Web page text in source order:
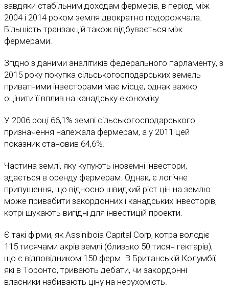
завдяки стабільним доходам фермерів, в період між
2004 і 2014 роком земля двократно подорожчала.
Більшість транзакцій також відбувається між
фермерами.
Згідно з даними аналітиків федерального парламенту, з
2015 року покупка сільськогосподарських земель
приватними інвесторами має місце, однак важко
оцінити її вплив на канадську економіку.
У 2006 році 66,1% землі сільськогосподарського
призначення належала фермерам, а у 2011 цей
показник становив 64,6%.
Частина землі, яку купують іноземні інвестори,
здається в оренду фермерам. Однак, є логічне
припущення, що відносно швидкий ріст цін на землю
може привабити закордонних і канадських інвесторів,
котрі шукають вигідні для інвестицій проекти.
Є такі фірми, як Assiniboia Capital Corp, котра володіє
115 тисячами акрів землі (близько 50 тисяч гектарів),
що є відповідником 150 ферм. В Британській Колумбії,
які в Торонто, тривають дебати, чи закордонні
власники набивають ціну на нерухомість.